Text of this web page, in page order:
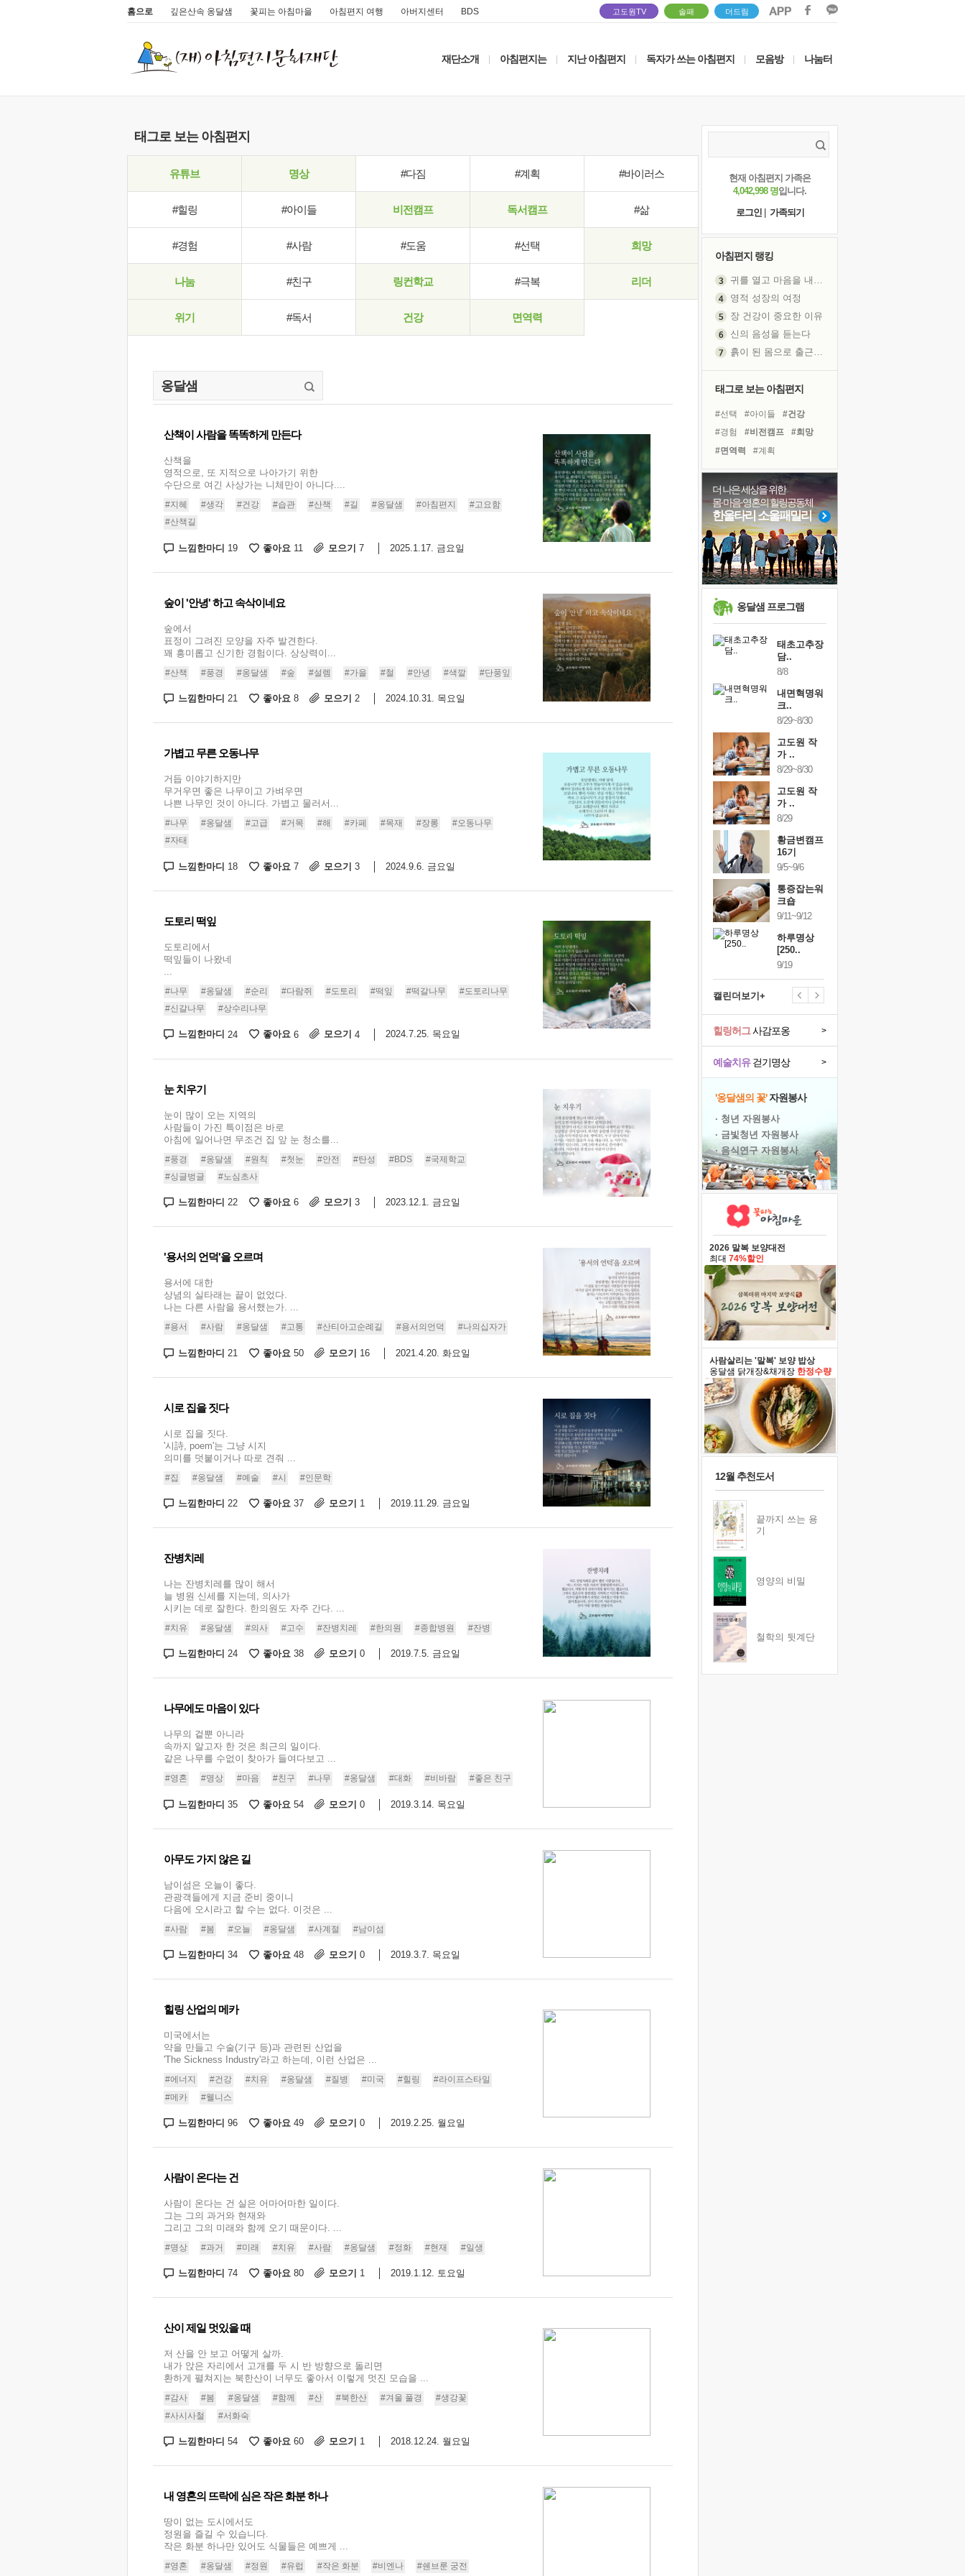
홈으로 깊은산속 옹달샘 꽃피는 아침마을 아침편지 여행 아버지센터 BDS 고도원TV 솔패 더드림
재단소개 아침편지는 지난 아침편지 독자가 쓰는 아침편지 모음방 나눔터
태그로 보는 아침편지
유튜브 명상 #다짐 #계획 #바이러스
#힐링 #아이들 비전캠프 독서캠프 #삶
#경험 #사람 #도움 #선택 희망
나눔 #친구 링컨학교 #극복 리더
위기 #독서 건강 면역력
산책이 사람을 똑똑하게 만든다
산책을
영적으로, 또 지적으로 나아가기 위한
수단으로 여긴 사상가는 니체만이 아니다....
#지혜 #생각 #건강 #습관 #산책 #길 #옹달샘 #아침편지
#고요함
#산책길
느낌한마디 19 좋아요 11 모으기 7 2025.1.17. 금요일
숲이 '안녕' 하고 속삭이네요
숲에서
표정이 그려진 모양을 자주 발견한다.
꽤 흥미롭고 신기한 경험이다. 상상력이...
#산책 #풍경 #옹달샘 #숲 #설렘 #가을 #철 #안녕 #색깔 #단풍잎
느낌한마디 21 좋아요 8 모으기 2 2024.10.31. 목요일
가볍고 무른 오동나무
거듭 이야기하지만
무거우면 좋은 나무이고 가벼우면
나쁜 나무인 것이 아니다. 가볍고 물러서...
#나무 #옹달샘 #고급 #거목 #해 #카페 #목재 #장롱
#오동나무
#자태
느낌한마디 18 좋아요 7 모으기 3 2024.9.6. 금요일
도토리 떡잎
도토리에서
떡잎들이 나왔네
#나무 #옹달샘 #순리 #다람쥐 #도토리 #떡잎 #떡갈나무
#도토리나무
#신갈나무
#상수리나무
느낌한마디 24 좋아요 6 모으기 4 2024.7.25. 목요일
눈 치우기
눈이 많이 오는 지역의
사람들이 가진 특이점은 바로
아침에 일어나면 무조건 집 앞 눈 청소를...
#풍경 #옹달샘 #원칙 #첫눈 #안전 #탄성 #BDS
#국제학교
#싱글벙글
#노심초사
느낌한마디 22 좋아요 6 모으기 3 2023.12.1. 금요일
'용서의 언덕'을 오르며
용서에 대한
상념의 실타래는 끝이 없었다.
나는 다른 사람을 용서했는가. ...
#용서 #사람 #옹달샘 #고통 #산티아고순례길 #용서의언덕 #나의십자가
느낌한마디 21 좋아요 50 모으기 16 2021.4.20. 화요일
시로 집을 짓다
시로 집을 짓다.
'시詩, poem'는 그냥 시지
의미를 덧붙이거나 따로 견줘 ...
#집 #옹달샘 #예술 #시 #인문학
느낌한마디 22 좋아요 37 모으기 1 2019.11.29. 금요일
잔병치레
나는 잔병치레를 많이 해서
늘 병원 신세를 지는데, 의사가
시키는 데로 잘한다. 한의원도 자주 간다. ...
#치유 #옹달샘 #의사 #고수 #잔병치레 #한의원 #종합병원 #잔병
느낌한마디 24 좋아요 38 모으기 0 2019.7.5. 금요일
나무에도 마음이 있다
나무의 겉뿐 아니라
속까지 알고자 한 것은 최근의 일이다.
같은 나무를 수없이 찾아가 들여다보고 ...
#영혼 #명상 #마음 #친구 #나무 #옹달샘 #대화 #비바람 #좋은 친구
느낌한마디 35 좋아요 54 모으기 0 2019.3.14. 목요일
아무도 가지 않은 길
남이섬은 오늘이 좋다.
관광객들에게 지금 준비 중이니
다음에 오시라고 할 수는 없다. 이것은 ...
#사람 #봄 #오늘 #옹달샘 #사계절 #남이섬
느낌한마디 34 좋아요 48 모으기 0 2019.3.7. 목요일
힐링 산업의 메카
미국에서는
약을 만들고 수술(기구 등)과 관련된 산업을
'The Sickness Industry'라고 하는데, 이런 산업은 ...
#에너지 #건강 #치유 #옹달샘 #질병 #미국 #힐링
#라이프스타일
#메카
#웰니스
느낌한마디 96 좋아요 49 모으기 0 2019.2.25. 월요일
사람이 온다는 건
사람이 온다는 건 실은 어마어마한 일이다.
그는 그의 과거와 현재와
그리고 그의 미래와 함께 오기 때문이다. ...
#명상 #과거 #미래 #치유 #사람 #옹달샘 #정화 #현재 #일생
느낌한마디 74 좋아요 80 모으기 1 2019.1.12. 토요일
산이 제일 멋있을 때
저 산을 안 보고 어떻게 살까.
내가 앉은 자리에서 고개를 두 시 반 방향으로 돌리면
환하게 펼쳐지는 북한산이 너무도 좋아서 이렇게 멋진 모습을 ...
#감사 #봄 #옹달샘 #함께 #산 #북한산 #겨울 풀경
#생강꽃
#사시사철
#서화숙
느낌한마디 54 좋아요 60 모으기 1 2018.12.24. 월요일
내 영혼의 뜨락에 심은 작은 화분 하나
땅이 없는 도시에서도
정원을 즐길 수 있습니다.
작은 화분 하나만 있어도 식물들은 예쁘게 ...
#영혼 #옹달샘 #정원 #유럽 #작은 화분 #비엔나 #쉔브룬 궁전
현재 아침편지 가족은
4,042,998 명입니다.
로그인
가족되기
아침편지 랭킹
영적 성장의 여정
장 건강이 중요한 이유
신의 음성을 듣는다
극과 극의 양 끝단
극심한 변비, 어깨결림, 수면 장애
보고 싶은 어머니
유년 시절의 부산 영도 바다
못된 꼰대들
거울 속의 나
희망이란
'모른다'는 것
귀를 열고 마음을 내어주고
태그로 보는 아침편지
#선택 #아이들
#건강
#경험
#비전캠프
#희망
#면역력
#계획
#바이러스
#독서캠프
#유튜브
#다짐
#리더
#친구
#위기
#나눔
#도움
#극복
#힐링
#사람
#명상
더 나은 세상을 위한
몸·마음·영혼의 힐링공동체
한울타리 소울패밀리
옹달샘 프로그램
행복한가족
여행
9/24~9/26
건강명상법
10/9~10/10
크..
10/30~10/31
통증잡는워
크숍
내면혁명워
태초고추장
담..
8/8
내면혁명워
크..
8/29~8/30
고도원 작
가 ..
8/29~8/30
고도원 작
가 ..
8/29
황금변캠프
16기
9/5~9/6
통증잡는워
크숍
9/11~9/12
하루명상
[250..
9/19
캘린더보기+
예술치유걷기명상 >
힐링허그사감포옹 >
'옹달샘의 꽃'자원봉사
· 청년 자원봉사
· 금빛청년 자원봉사
· 음식연구 자원봉사
2026 말복 보양대전
최대 74%할인
사람살리는 '말복' 보양 밥상
옹달샘 닭개장&채개장 한정수량
12월 추천도서
끝까지 쓰는 용
기
영양의 비밀
철학의 뒷계단